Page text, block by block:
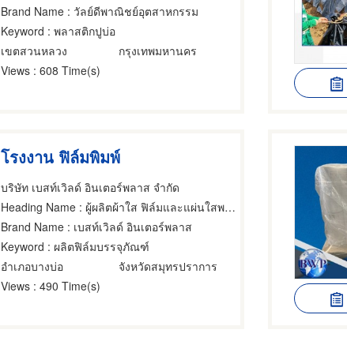
Brand Name : วัลย์ดีพาณิชย์อุตสาหกรรม
Keyword : พลาสติกปูบ่อ
เขตสวนหลวง
กรุงเทพมหานคร
Views : 608 Time(s)
โรงงาน ฟิล์มพิมพ์
บริษัท เบสท์เวิลด์ อินเตอร์พลาส จํากัด
Heading Name : ผู้ผลิตผ้าใส ฟิล์มและแผ่นใสพลาสติก,ผู้ผลิตผ้าใส ฟิล์มและแผ่นใสพลาสติก,ฟิล์มยืดพันสินค้า
Brand Name : เบสท์เวิลด์ อินเตอร์พลาส
Keyword : ผลิตฟิล์มบรรจุภัณฑ์
อำเภอบางบ่อ
จังหวัดสมุทรปราการ
Views : 490 Time(s)